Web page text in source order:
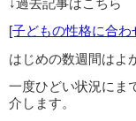
[子どもの性格に合
はじめの数週間はよ
一度ひどい状況にま
介します。